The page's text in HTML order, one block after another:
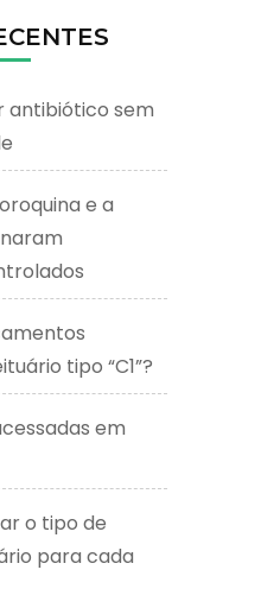
antibiótico sem
e a
tipo “C1”?
em
o tipo de
para cada